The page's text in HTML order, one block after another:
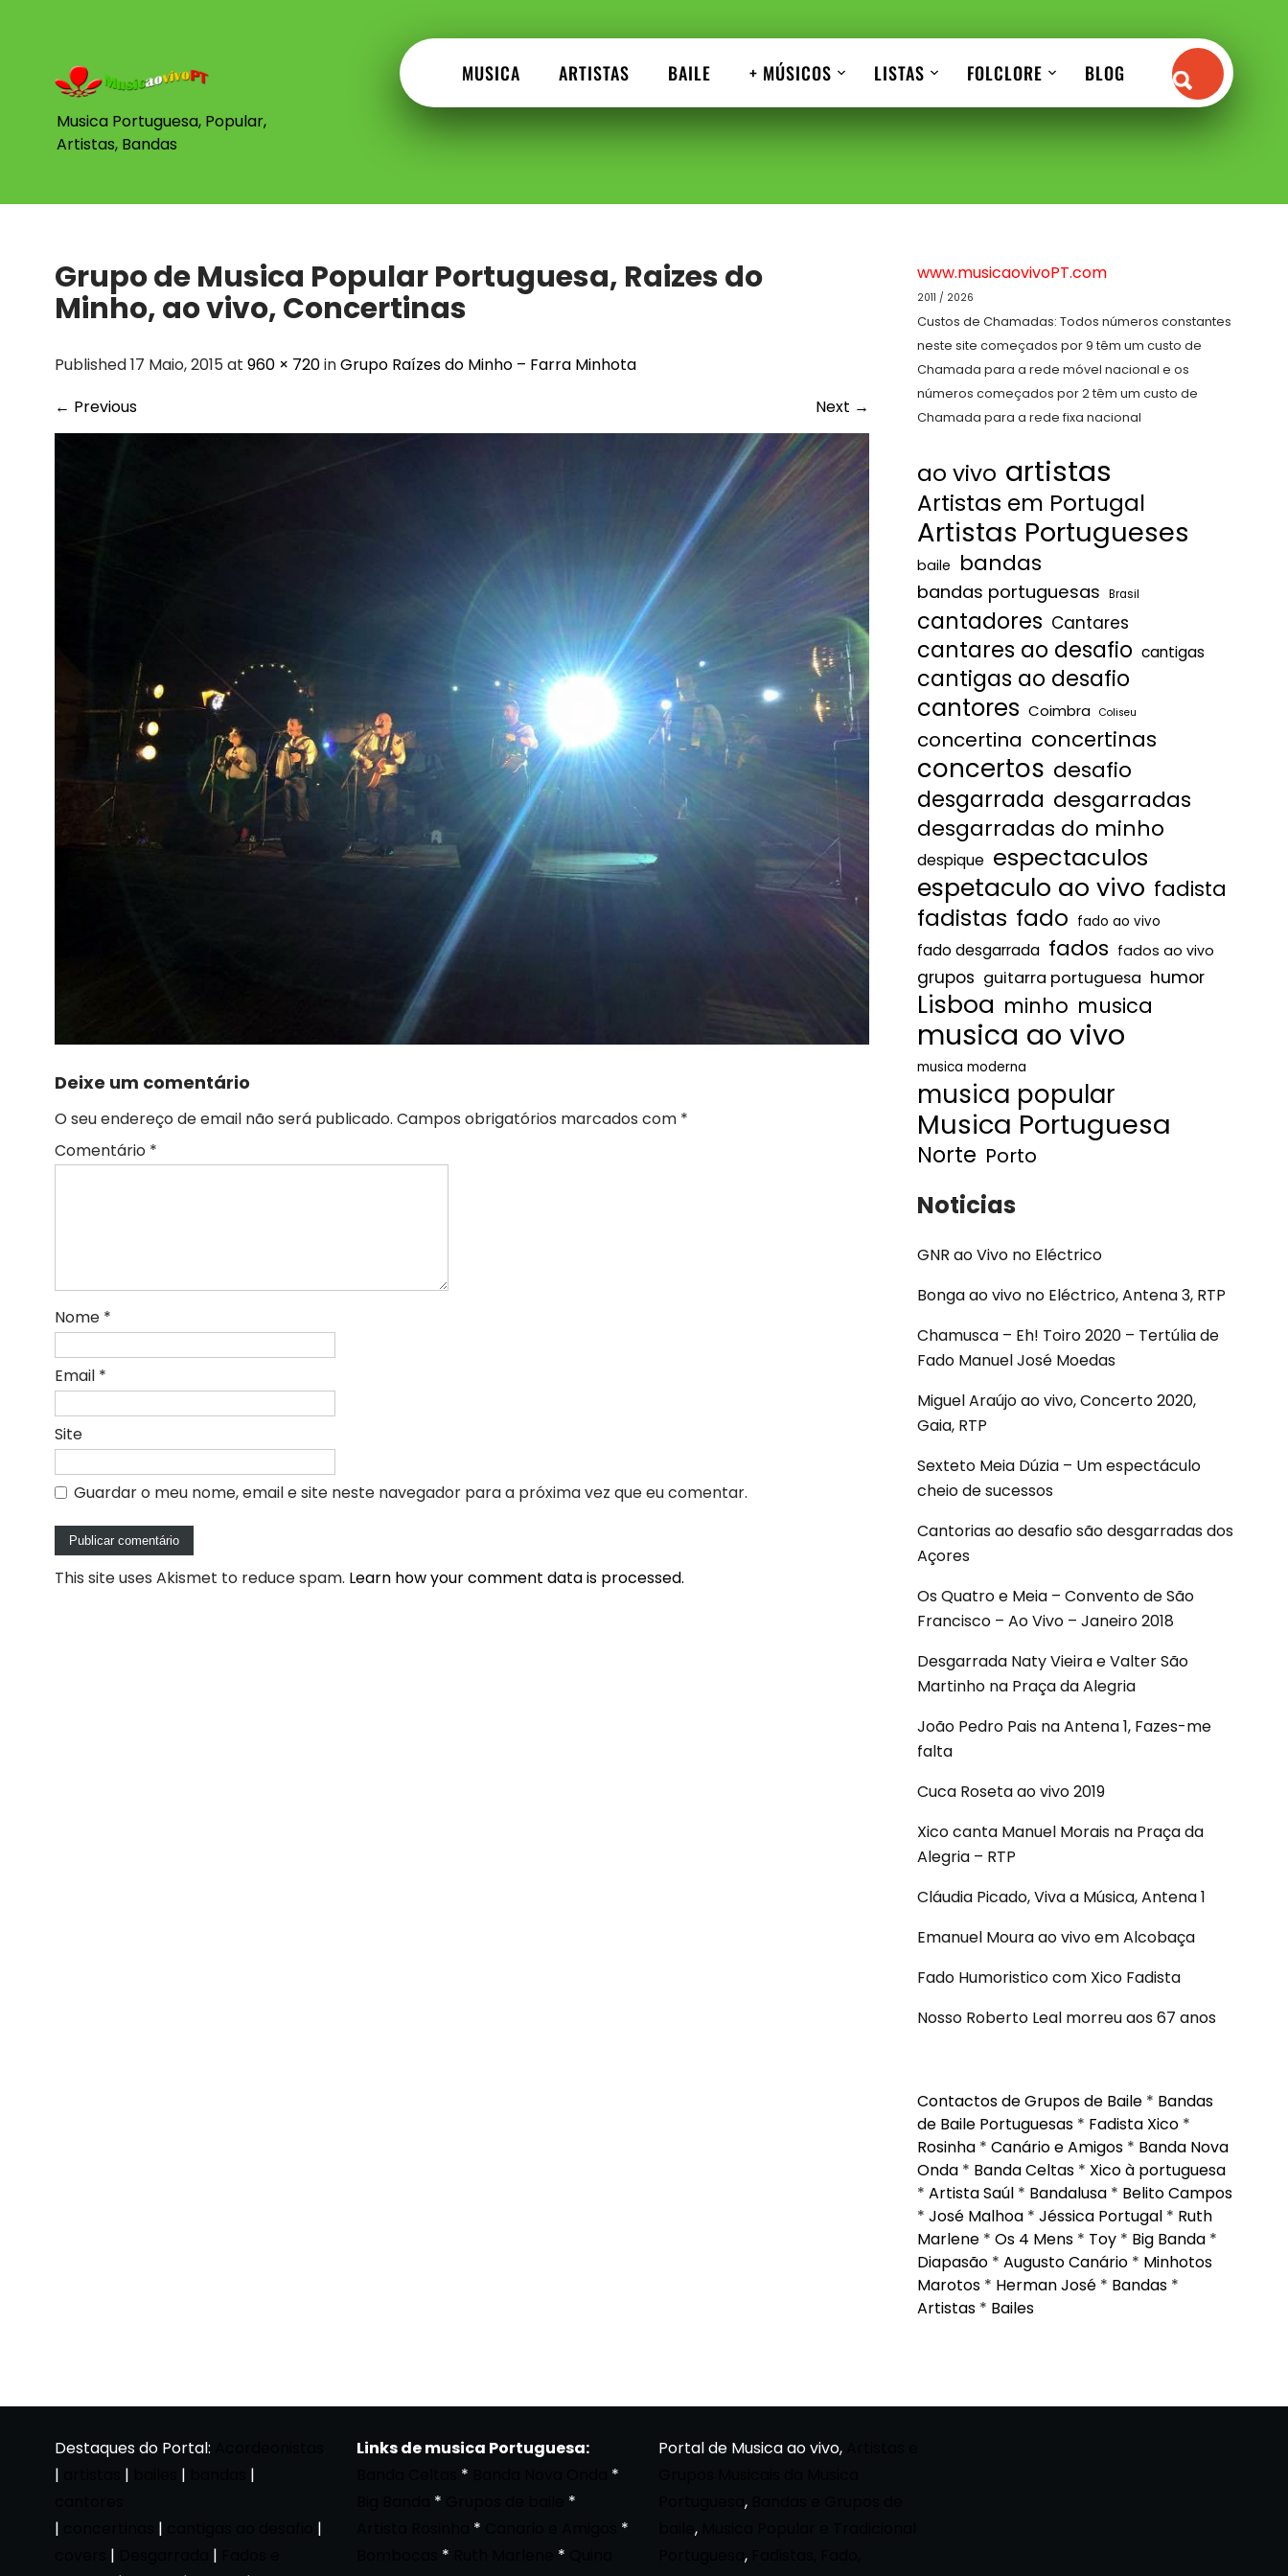
Musica Portuguesa, Popular,
Artistas, Bandas
MUSICA ARTISTAS BAILE + MÚSICOS LISTAS FOLCLORE BLOG
Grupo de Musica Popular Portuguesa, Raizes do
Minho, ao vivo, Concertinas
Published 17 Maio, 2015 at 960 × 720inGrupo Raízes do Minho – Farra Minhota
← Previous Next →
Deixe um comentário
O seu endereço de email não será publicado. Campos obrigatórios marcados com *
Comentário *
Nome *
Email *
Site
Guardar o meu nome, email e site neste navegador para a próxima vez que eu comentar.
This site uses Akismet to reduce spam. Learn how your comment data is processed.
www.musicaovivoPT.com
2011 / 2026
Custos de Chamadas: Todos números constantes
neste site começados por 9 têm um custo de
Chamada para a rede móvel nacional e os
números começados por 2 têm um custo de
Chamada para a rede fixa nacional
ao vivo artistas
Artistas em Portugal
Artistas Portugueses
baile bandas
bandas portuguesas Brasil
cantadores Cantares
cantares ao desafio cantigas
cantigas ao desafio
cantores Coimbra Coliseu
concertina concertinas
concertos desafio
desgarrada desgarradas
desgarradas do minho
despique espectaculos
espetaculo ao vivo fadista
fadistas fado fado ao vivo
fado desgarrada fados fados ao vivo
grupos guitarra portuguesa humor
Lisboa minho musica
musica ao vivo
musica moderna
musica popular
Musica Portuguesa
Norte Porto
Noticias
GNR ao Vivo no Eléctrico
Bonga ao vivo no Eléctrico, Antena 3, RTP
Chamusca – Eh! Toiro 2020 – Tertúlia de
Fado Manuel José Moedas
Miguel Araújo ao vivo, Concerto 2020,
Gaia, RTP
Sexteto Meia Dúzia – Um espectáculo
cheio de sucessos
Cantorias ao desafio são desgarradas dos
Açores
Os Quatro e Meia – Convento de São
Francisco – Ao Vivo – Janeiro 2018
Desgarrada Naty Vieira e Valter São
Martinho na Praça da Alegria
João Pedro Pais na Antena 1, Fazes-me
falta
Cuca Roseta ao vivo 2019
Xico canta Manuel Morais na Praça da
Alegria – RTP
Cláudia Picado, Viva a Música, Antena 1
Emanuel Moura ao vivo em Alcobaça
Fado Humoristico com Xico Fadista
Nosso Roberto Leal morreu aos 67 anos
Contactos de Grupos de Baile * Bandas
de Baile Portuguesas * Fadista Xico *
Rosinha * Canário e Amigos * Banda Nova
Onda * Banda Celtas * Xico à portuguesa
* Artista Saúl * Bandalusa * Belito Campos
* José Malhoa * Jéssica Portugal * Ruth
Marlene * Os 4 Mens * Toy * Big Banda *
Diapasão * Augusto Canário * Minhotos
Marotos * Herman José * Bandas *
Artistas * Bailes
Destaques do Portal:
|
| |
|
|
|
|
| |
Links de musica Portuguesa:
*
*
*
*
*
*
* *
Portal de Musica ao vivo,
,
,
,